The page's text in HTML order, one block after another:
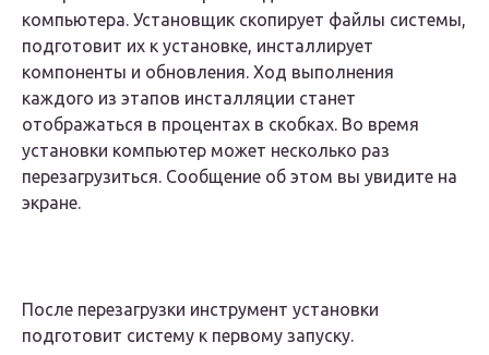
компьютера. Установщик скопирует файлы системы,
подготовит их к установке, инсталлирует
компоненты и обновления. Ход выполнения
каждого из этапов инсталляции станет
отображаться в процентах в скобках. Во время
установки компьютер может несколько раз
перезагрузиться. Сообщение об этом вы увидите на
экране.
После перезагрузки инструмент установки
подготовит систему к первому запуску.